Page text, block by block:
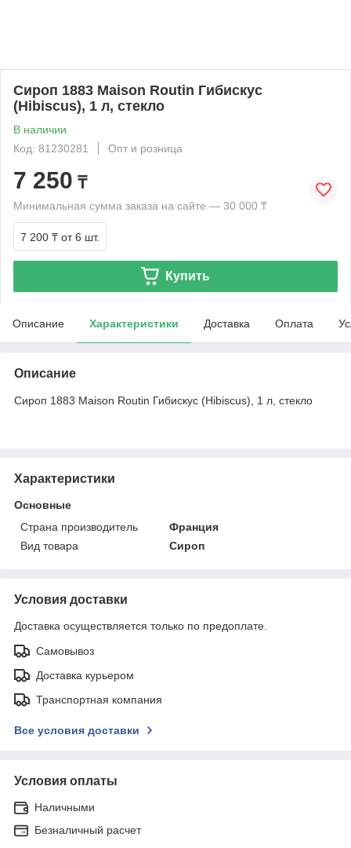
Сироп 1883 Maison Routin Гибискус
(Hibiscus), 1 л, стекло
В наличии
Код: 81230281
Опт и розница
7 250 ₸
Минимальная сумма заказа на сайте — 30 000 ₸
7 200 ₸ от 6 шт.
Купить
Описание Характеристики Доставка Оплата
Описание
Сироп 1883 Maison Routin Гибискус (Hibiscus), 1 л, стекло
Характеристики
Основные
Страна производитель
Франция
Вид товара
Сироп
Условия доставки
Доставка осуществляется только по предоплате.
Самовывоз
Доставка курьером
Транспортная компания
Все условия доставки
Условия оплаты
Наличными
Безналичный расчет